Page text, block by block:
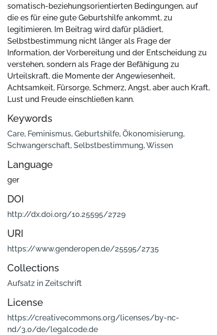
somatisch-beziehungsorientierten Bedingungen, auf
die es für eine gute Geburtshilfe ankommt, zu
legitimieren. Im Beitrag wird dafür plädiert,
Selbstbestimmung nicht länger als Frage der
Information, der Vorbereitung und der Entscheidung zu
verstehen, sondern als Frage der Befähigung zu
Urteilskraft, die Momente der Angewiesenheit,
Achtsamkeit, Fürsorge, Schmerz, Angst, aber auch Kraft,
Lust und Freude einschließen kann.
Keywords
Care, Feminismus, Geburtshilfe, Ökonomisierung,
Schwangerschaft, Selbstbestimmung,Wissen
Language
ger
DOI
http://dx.doi.org/10.25595/2729
URI
https://www.genderopen.de/25595/2735
Collections
Aufsatz in Zeitschrift
License
https://creativecommons.org/licenses/by-nc-
nd/3.0/de/legalcode.de